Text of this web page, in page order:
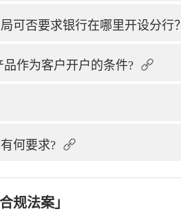
可否要求银行在哪里开设分行？
作为客户开户的条件?
何要求?
规法案」